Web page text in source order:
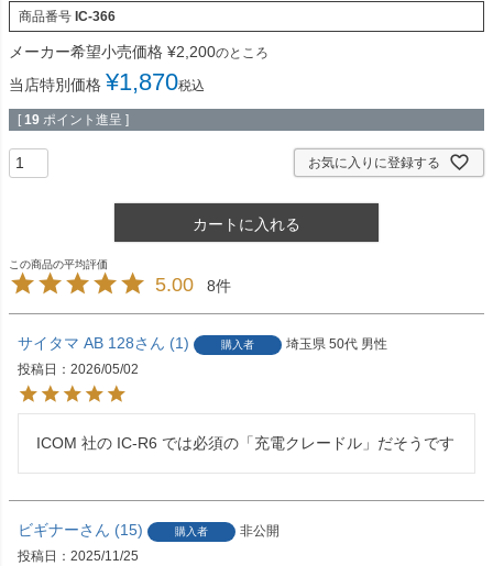
商品番号 IC-366
メーカー希望小売価格 ¥2,200のところ
当店特別価格 ¥1,870税込
[ 19 ポイント進呈 ]
お気に入りに登録する
カートに入れる
5.00 8
サイタマ AB 128 1 購入者 埼玉県 50代 男性
投稿日
2026/05/02
ICOM 社の IC-R6 では必須の「充電クレードル」だそうです
ビギナー 15 購入者
非公開
投稿日
2025/11/25